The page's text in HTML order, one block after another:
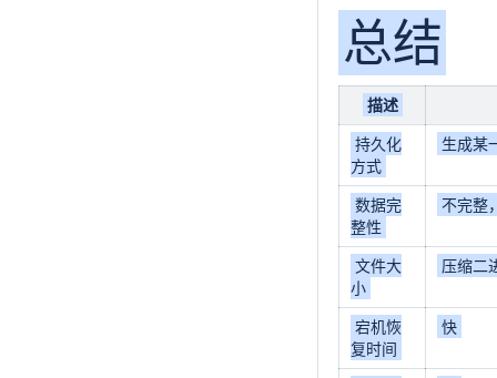
总结
描述
持久化
方式
生成某
数据完
整性
不完整
文件大
小
压缩二
宕机恢
复时间
快